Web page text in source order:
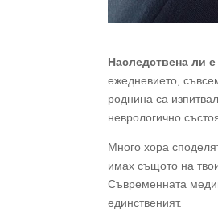
Наследствена ли е
ежедневието,
роднина са
неврологично
Много хора
имах същото на
Съвременната
единственият.